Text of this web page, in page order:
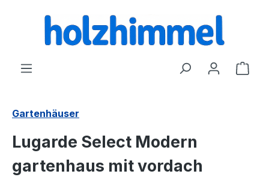
springen
Gartenhäuser
Lugarde Select Modern
gartenhaus mit vordach